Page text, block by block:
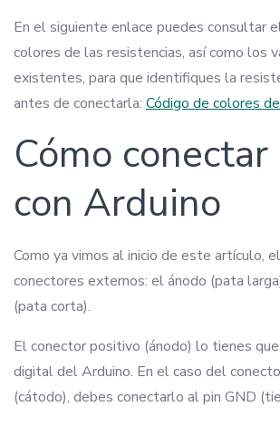
En el siguiente enlace puedes consultar
colores de las resistencias, así como los
existentes, para que identifiques la
antes de conectarla: Código de colores
Cómo
con Arduino
Como ya vimos al inicio de este artículo,
conectores externos: el ánodo (pata
(pata corta).
El conector positivo (ánodo) lo tienes
digital del Arduino. En el caso del
(cátodo), debes conectarlo al pin GND